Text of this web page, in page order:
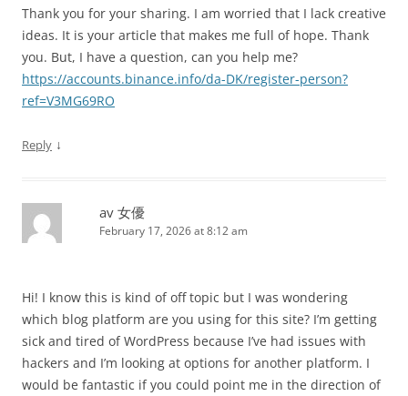
Thank you for your sharing. I am worried that I lack creative
ideas. It is your article that makes me full of hope. Thank
you. But, I have a question, can you help me?
https://accounts.binance.info/da-DK/register-person?
ref=V3MG69RO
Reply ↓
av 女優
February 17, 2026 at 8:12 am
Hi! I know this is kind of off topic but I was wondering
which blog platform are you using for this site? I’m getting
sick and tired of WordPress because I’ve had issues with
hackers and I’m looking at options for another platform. I
would be fantastic if you could point me in the direction of